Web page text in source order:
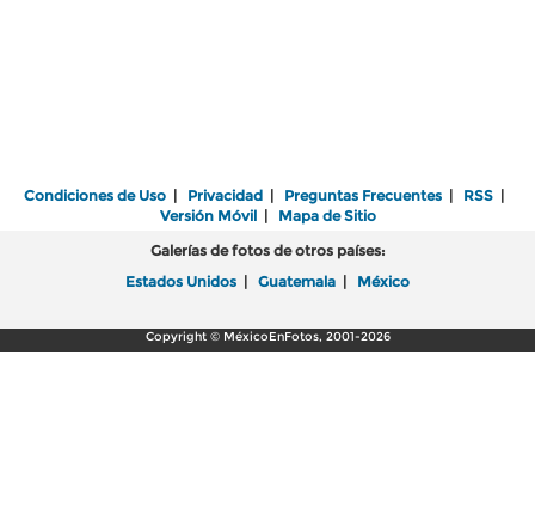
Condiciones de Uso | Privacidad | Preguntas Frecuentes | RSS |
Versión Móvil| Mapa de Sitio
Galerías de fotos de otros países:
Estados Unidos | Guatemala | México
Copyright © MéxicoEnFotos, 2001-2026